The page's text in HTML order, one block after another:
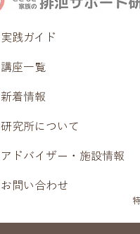
実践ガイド
講座一覧
新着情報
研究所について
アドバイザー・施設情報
お問い合わせ